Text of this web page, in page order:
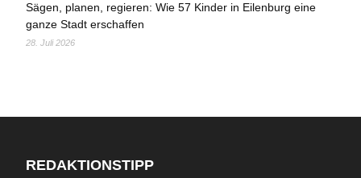
Sägen, planen, regieren: Wie 57 Kinder in Eilenburg eine
ganze Stadt erschaffen
28. Juli 2026
REDAKTIONSTIPP